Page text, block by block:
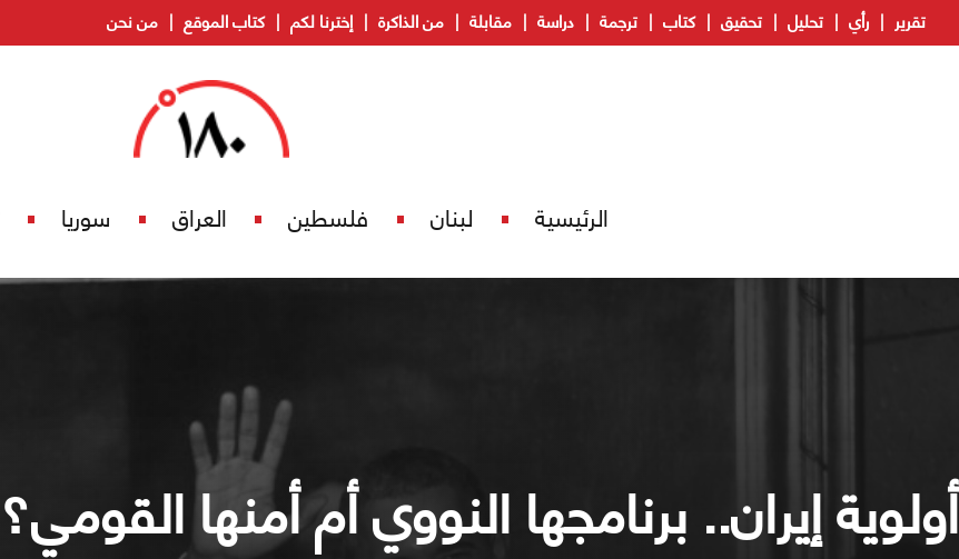
تقرير رأي تحليل تحقيق كتاب ترجمة دراسة مقابلة من الذاكرة إخترنا لكم كتاب الموقع من نحن
الرئيسية لبنان فلسطين العراق سوريا
أولوية إيران.. برنامجها النووي أم أمنها القومي؟